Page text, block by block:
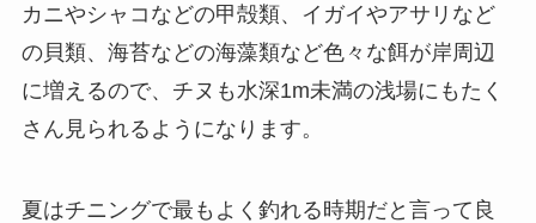
カニやシャコなどの甲殻類、イガイやアサリなど
の貝類、海苔などの海藻類など色々な餌が岸周辺
に増えるので、チヌも水深1m未満の浅場にもたく
さん見られるようになります。
夏はチニングで最もよく釣れる時期だと言って良